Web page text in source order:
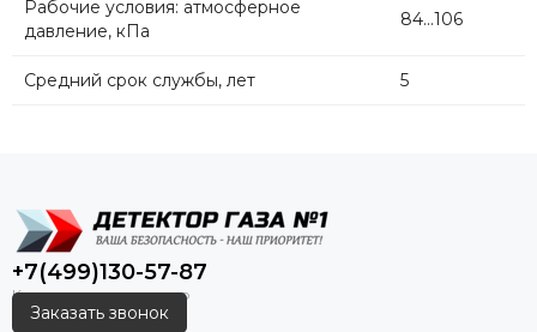
Рабочие условия: атмосферное
давление, кПа
84...106
Средний срок службы, лет 5
+7(499)130-57-87
Заказать звонок